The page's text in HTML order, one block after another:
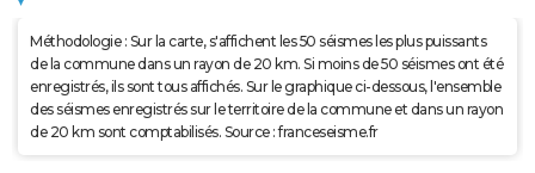
Méthodologie : Sur la carte, s'affichent les 50 séismes les plus puissants
de la commune dans un rayon de 20 km. Si moins de 50 séismes ont été
enregistrés, ils sont tous affichés. Sur le graphique ci-dessous, l'ensemble
des séismes enregistrés sur le territoire de la commune et dans un rayon
de 20 km sont comptabilisés. Source : franceseisme.fr